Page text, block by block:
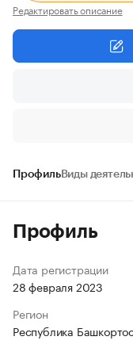
Редактировать описание
ПрофильВиды
Профиль
Дата регистрации
28 февраля 2023
Регион
Республика